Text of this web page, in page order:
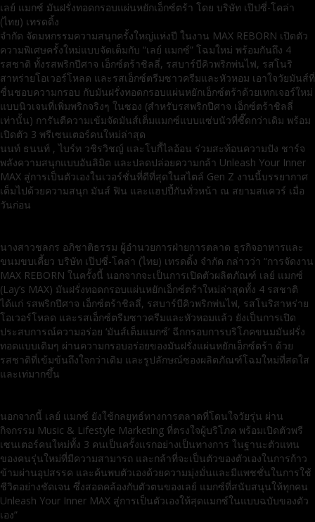
เลย์ แมกซ์ มันฝรั่งทอดกรอบแผ่นหยักเอ็กซ์ตร้า โดย บริษัท เป๊ปซี่-โคล่า
(ไทย) เทรดดิ้ง
จำกัด จัดมหกรรมความสนุกครั้งใหญ่แห่งปี ในงาน MAX REBORN เปิดตัว
ความพิเศษครั้งใหม่แบบจัดเต็มกับ “เลย์ แมกซ์” โฉมใหม่ พร้อมกันถึง 4
รสชาติ ทั้งรสพริกปีศาจ เอ็กซ์ตร้าชิลลี่, รสบาร์บีคิวพริกพ่นไฟ, รสโนริ
สาหร่ายโอเวอร์โหลด และรสเอ็กซ์ตรีมซาวครีมและหัวหอม เอาใจวัยมันส์ที่
ชื่นชอบความกรอบ กับมันฝรั่งทอดกรอบแผ่นหยักเอ็กซ์ตร้าด้วยเทกเจอร์ใหม่
แบบนิวเจนที่เพิ่มพริกจริงๆ ในซอง (สำหรับรสพริกปีศาจ เอ็กซ์ตร้าชิลลี่
เท่านั้น) การันตีความเข้มจัดมันส์เต็มแมกซ์แบบแซ่บนัวที่ซี๊ดกว่าเดิม พร้อม
เปิดตัว 3 พรีเซนเตอร์คนใหม่ล่าสุด
นนท์ ธนนท์ , ไบร์ท วชิรวิชญ์ และโบกี้ไลอ้อน ร่วมสะท้อนความปัง ชาร์จ
พลังความสนุกแบบอันลิมิต และปลดปล่อยความกล้า Unleash Your Inner
MAX สู่การเป็นตัวเองในเวอร์ชั่นที่ดีที่สุดในสไตล์ Gen Z งานนี้บรรยากาศ
เต็มไปด้วยความสนุก มันส์ ฟิน และแฮปปี้กันทั่วหน้า ณ สยามสแควร์ เมื่อ
วันก่อน
นางสาวชลกร อภิชาติธรรม ผู้อำนวยการฝ่ายการตลาด ธุรกิจอาหารและ
ขนมขบเคี้ยว บริษัท เป๊ปซี่-โคล่า (ไทย) เทรดดิ้ง จำกัด กล่าวว่า “การจัดงาน
MAX REBORN ในครั้งนี้ นอกจากจะเป็นการเปิดตัวผลิตภัณฑ์ เลย์ แมกซ์
(Lay’s MAX) มันฝรั่งทอดกรอบแผ่นหยักเอ็กซ์ตร้าใหม่ล่าสุดทั้ง 4 รสชาติ
ได้แก่ รสพริกปีศาจ เอ็กซ์ตร้าชิลลี่, รสบาร์บีคิวพริกพ่นไฟ, รสโนริสาหร่าย
โอเวอร์โหลด และรสเอ็กซ์ตรีมซาวครีมและหัวหอมแล้ว ยังเป็นการเปิด
ประสบการณ์ความอร่อย ‘มันส์เต็มแมกซ์’ ฉีกกรอบการบริโภคขนมมันฝรั่ง
ทอดแบบเดิมๆ ผ่านความกรอบอร่อยของมันฝรั่งแผ่นหยักเอ็กซ์ตร้า ด้วย
รสชาติที่เข้มข้นถึงใจกว่าเดิม และรูปลักษณ์ซองผลิตภัณฑ์โฉมใหม่ที่สดใส
และเท่มากขึ้น
นอกจากนี้ เลย์ แมกซ์ ยังใช้กลยุทธ์ทางการตลาดที่โดนใจวัยรุ่น ผ่าน
กิจกรรม Music & Lifestyle Marketing ที่ตรงใจผู้บริโภค พร้อมเปิดตัวพรี
เซนเตอร์คนใหม่ทั้ง 3 คนเป็นครั้งแรกอย่างเป็นทางการ ในฐานะตัวแทน
ของคนรุ่นใหม่ที่มีความสามารถ และกล้าที่จะเป็นตัวของตัวเองในการก้าว
ข้ามผ่านอุปสรรค และค้นพบตัวเองด้วยความมุ่งมั่นและมีแพชชั่นในการใช้
ชีวิตอย่างชัดเจน ซึ่งสอดคล้องกับตัวตนของเลย์ แมกซ์ที่สนับสนุนให้ทุกคน
Unleash Your Inner MAX สู่การเป็นตัวเองให้สุดแมกซ์ในแบบฉบับของตัว
เอง”